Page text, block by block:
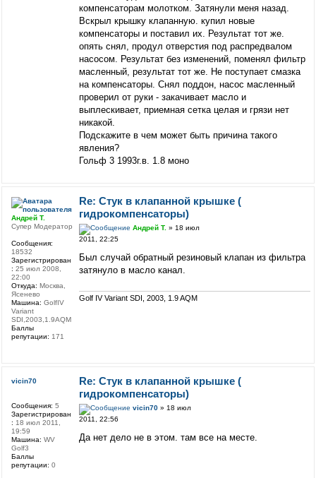
компенсаторам молотком. Затянули меня назад.
Вскрыл крышку клапанную. купил новые
компенсаторы и поставил их. Результат тот же.
опять снял, продул отверстия под распредвалом
насосом. Результат без изменений, поменял фильтр
масленный, результат тот же. Не поступает смазка
на компенсаторы. Снял поддон, насос масленный
проверил от руки - закачивает масло и
выплескивает, приемная сетка целая и грязи нет
никакой.
Подскажите в чем может быть причина такого
явления?
Гольф 3 1993г.в. 1.8 моно
Re: Стук в клапанной крышке (
гидрокомпенсаторы)
Андрей Т. » 18 июл
2011, 22:25
Был случай обратный резиновый клапан из фильтра
затянуло в масло канал.
Golf IV Variant SDI, 2003, 1.9 AQM
Андрей Т.
Супер Модератор
Сообщения:
18532
Зарегистрирован
: 25 июл 2008,
22:00
Откуда: Москва,
Ясенево
Машина: GolfIV
Variant
SDI,2003,1.9AQM
Баллы
репутации: 171
Re: Стук в клапанной крышке (
гидрокомпенсаторы)
vicin70» 18 июл
2011, 22:56
Да нет дело не в этом. там все на месте.
vicin70
Сообщения: 5
Зарегистрирован
: 18 июл 2011,
19:59
Машина: WV
Golf3
Баллы
репутации: 0